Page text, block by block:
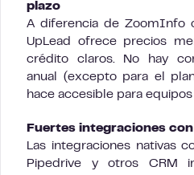
plazo
A diferencia de ZoomInfo
UpLead ofrece precios
crédito claros. No hay
anual (excepto para el
hace accesible para
Fuertes integraciones con
Las integraciones nativas
Pipedrive y otros CRM